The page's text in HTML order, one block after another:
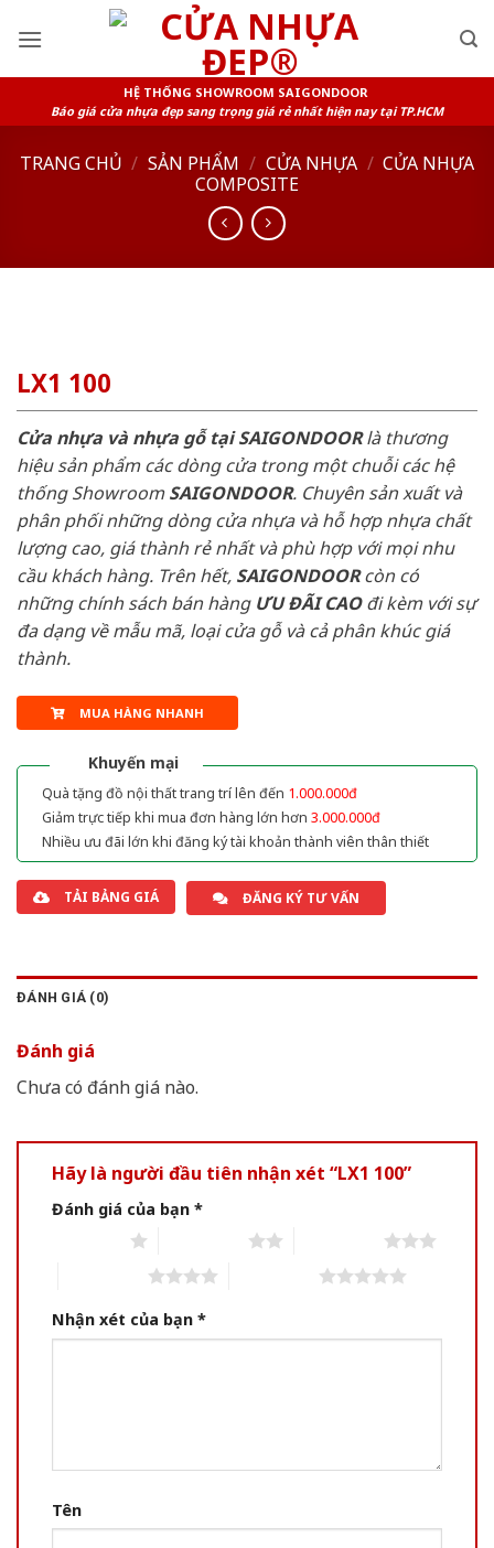
HỆ THỐNG SHOWROOM SAIGONDOOR
Báo giá cửa nhựa đẹp sang trọng giá rẻ nhất hiện nay tại TP.HCM
TRANG CHỦ / SẢN PHẨM / CỬA NHỰA / CỬA NHỰA
COMPOSITE
LX1 100
Cửa nhựa và nhựa gỗ tại SAIGONDOORlà thương
hiệu sản phẩm các dòng cửa trong một chuỗi các hệ
thống ShowroomSAIGONDOOR. Chuyên sản xuất và
phân phối những dòng cửa nhựa và hỗ hợp nhựa chất
lượng cao, giá thành rẻ nhất và phù hợp với mọi nhu
cầu khách hàng. Trên hết, SAIGONDOORcòn có
những chính sách bán hàng ƯU ĐÃI CAOđi kèm với sự
đa dạng về mẫu mã, loại cửa gỗ và cả phân khúc giá
thành.
MUA HÀNG NHANH
Khuyến mại
Quà tặng đồ nội thất trang trí lên đến 1.000.000đ
Giảm trực tiếp khi mua đơn hàng lớn hơn 3.000.000đ
Nhiều ưu đãi lớn khi đăng ký tài khoản thành viên thân thiết
TẢI BẢNG GIÁ ĐĂNG KÝ TƯ VẤN
ĐÁNH GIÁ (0)
Đánh giá
Chưa có đánh giá nào.
Hãy là người đầu tiên nhận xét “LX1 100”
Đánh giá của bạn *
Nhận xét của bạn *
Tên